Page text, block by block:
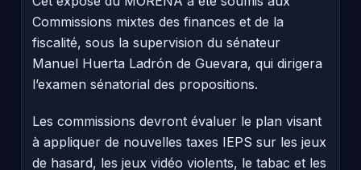
Commissions mixtes des finances et de la
fiscalité, sous la supervision du sénateur
Manuel Huerta Ladrón de Guevara, qui dirigera
l’examen sénatorial des propositions.
Les commissions devront évaluer le plan visant
à appliquer de nouvelles taxes IEPS sur les jeux
de hasard, les jeux vidéo violents, le tabac et les